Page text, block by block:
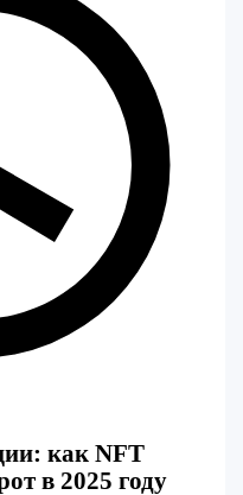
как NFT
в 2025 году